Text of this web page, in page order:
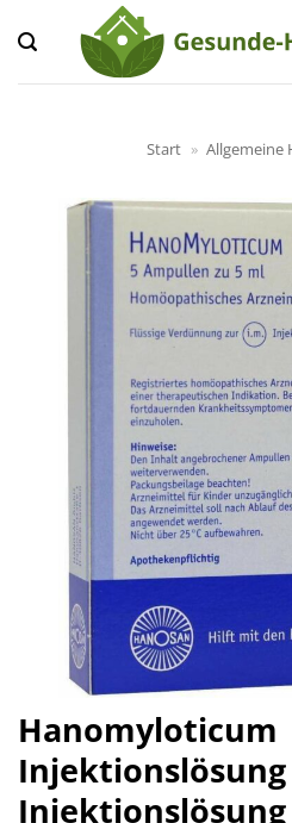
Inhalt
springen
Start » Allgemeine
Hanomyloticum
Injektionslösung
Injektionslösung